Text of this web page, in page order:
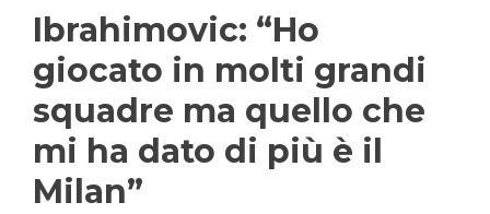
Ibrahimovic: “Ho
giocato in molti grandi
squadre ma quello che
mi ha dato di più è il
Milan”